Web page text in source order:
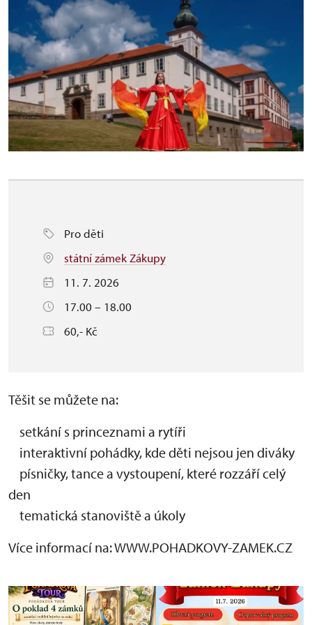
Pro děti
státní zámek Zákupy
11. 7. 2026
17.00 – 18.00
60,- Kč
Těšit se můžete na:
setkání s princeznami a rytíři
interaktivní pohádky, kde děti nejsou jen diváky
písničky, tance a vystoupení, které rozzáří celý
den
tematická stanoviště a úkoly
Více informací na: WWW.POHADKOVY-ZAMEK.CZ